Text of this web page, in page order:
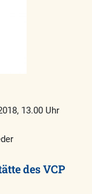
13.00 Uhr
des VCP